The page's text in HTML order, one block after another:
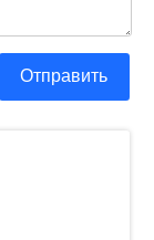
Отправить